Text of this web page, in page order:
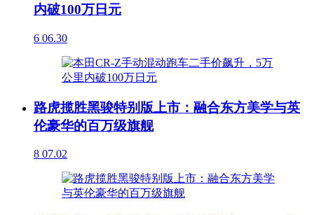
内破100万日元
6 06.30
路虎揽胜黑骏特别版上市：融合东方美学与英
伦豪华的百万级旗舰
8 07.02